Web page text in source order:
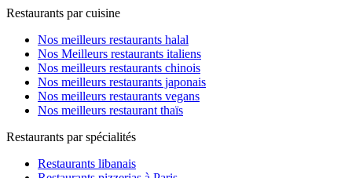
Restaurants par cuisine
Nos meilleurs restaurants halal
Nos Meilleurs restaurants italiens
Nos meilleurs restaurants chinois
Nos meilleurs restaurants japonais
Nos meilleurs restaurants vegans
Nos meilleurs restaurant thaïs
Restaurants par spécialités
Restaurants libanais